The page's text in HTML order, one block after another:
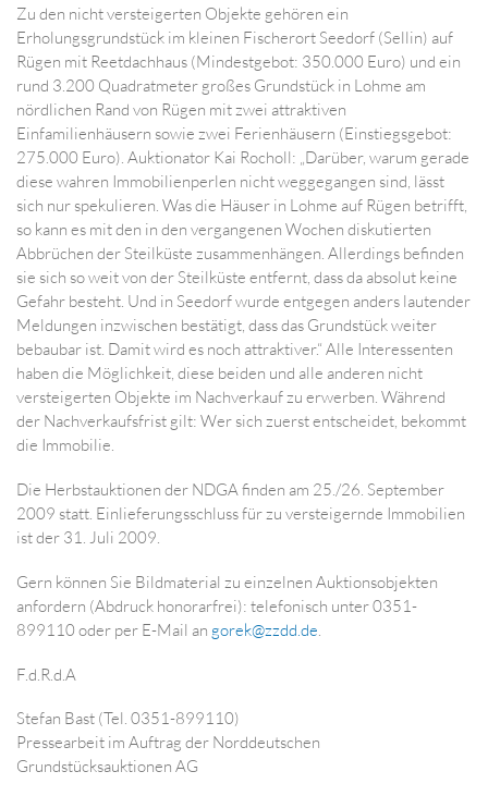
Zu den nicht versteigerten Objekte gehören ein
Erholungsgrundstück im kleinen Fischerort Seedorf (Sellin) auf
Rügen mit Reetdachhaus (Mindestgebot: 350.000 Euro) und ein
rund 3.200 Quadratmeter großes Grundstück in Lohme am
nördlichen Rand von Rügen mit zwei attraktiven
Einfamilienhäusern sowie zwei Ferienhäusern (Einstiegsgebot:
275.000 Euro). Auktionator Kai Rocholl: „Darüber, warum gerade
diese wahren Immobilienperlen nicht weggegangen sind, lässt
sich nur spekulieren. Was die Häuser in Lohme auf Rügen betrifft,
so kann es mit den in den vergangenen Wochen diskutierten
Abbrüchen der Steilküste zusammenhängen. Allerdings befinden
sie sich so weit von der Steilküste entfernt, dass da absolut keine
Gefahr besteht. Und in Seedorf wurde entgegen anders lautender
Meldungen inzwischen bestätigt, dass das Grundstück weiter
bebaubar ist. Damit wird es noch attraktiver.“ Alle Interessenten
haben die Möglichkeit, diese beiden und alle anderen nicht
versteigerten Objekte im Nachverkauf zu erwerben. Während
der Nachverkaufsfrist gilt: Wer sich zuerst entscheidet, bekommt
die Immobilie.
Die Herbstauktionen der NDGA finden am 25./26. September
2009 statt. Einlieferungsschluss für zu versteigernde Immobilien
ist der 31. Juli 2009.
Gern können Sie Bildmaterial zu einzelnen Auktionsobjekten
anfordern (Abdruck honorarfrei): telefonisch unter 0351-
899110 oder per E-Mail an gorek@zzdd.de
F.d.R.d.A
Stefan Bast (Tel. 0351-899110)
Pressearbeit im Auftrag der Norddeutschen
Grundstücksauktionen AG